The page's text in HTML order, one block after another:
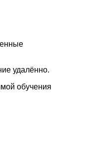
удалённо.
обучения